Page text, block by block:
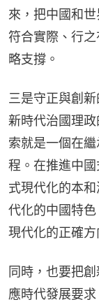
來，把中國和
符合實際、行
略支撐。
三是守正與創
新時代治國理
索就是一個在
程。在推進中
式現代化的本
代化的中國特
現代化的正確方
同時，也要把
應時代發展要